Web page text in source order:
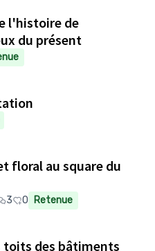
l'histoire de
du présent
floral au square du
3 0 Retenue
toits des bâtiments